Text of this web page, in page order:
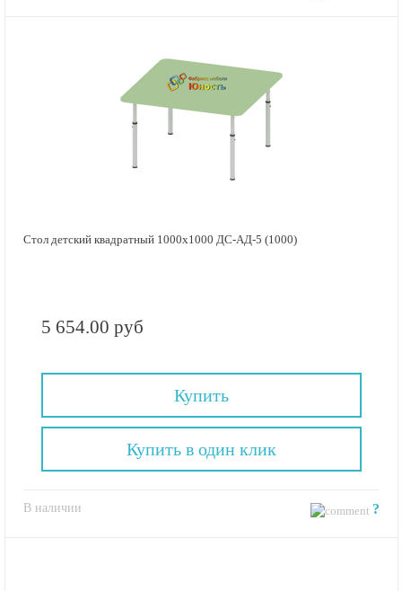
Стол детский квадратный 1000х1000 ДС-АД-5 (1000)
5 654.00 руб
Купить
В наличии ?
Купить в один клик